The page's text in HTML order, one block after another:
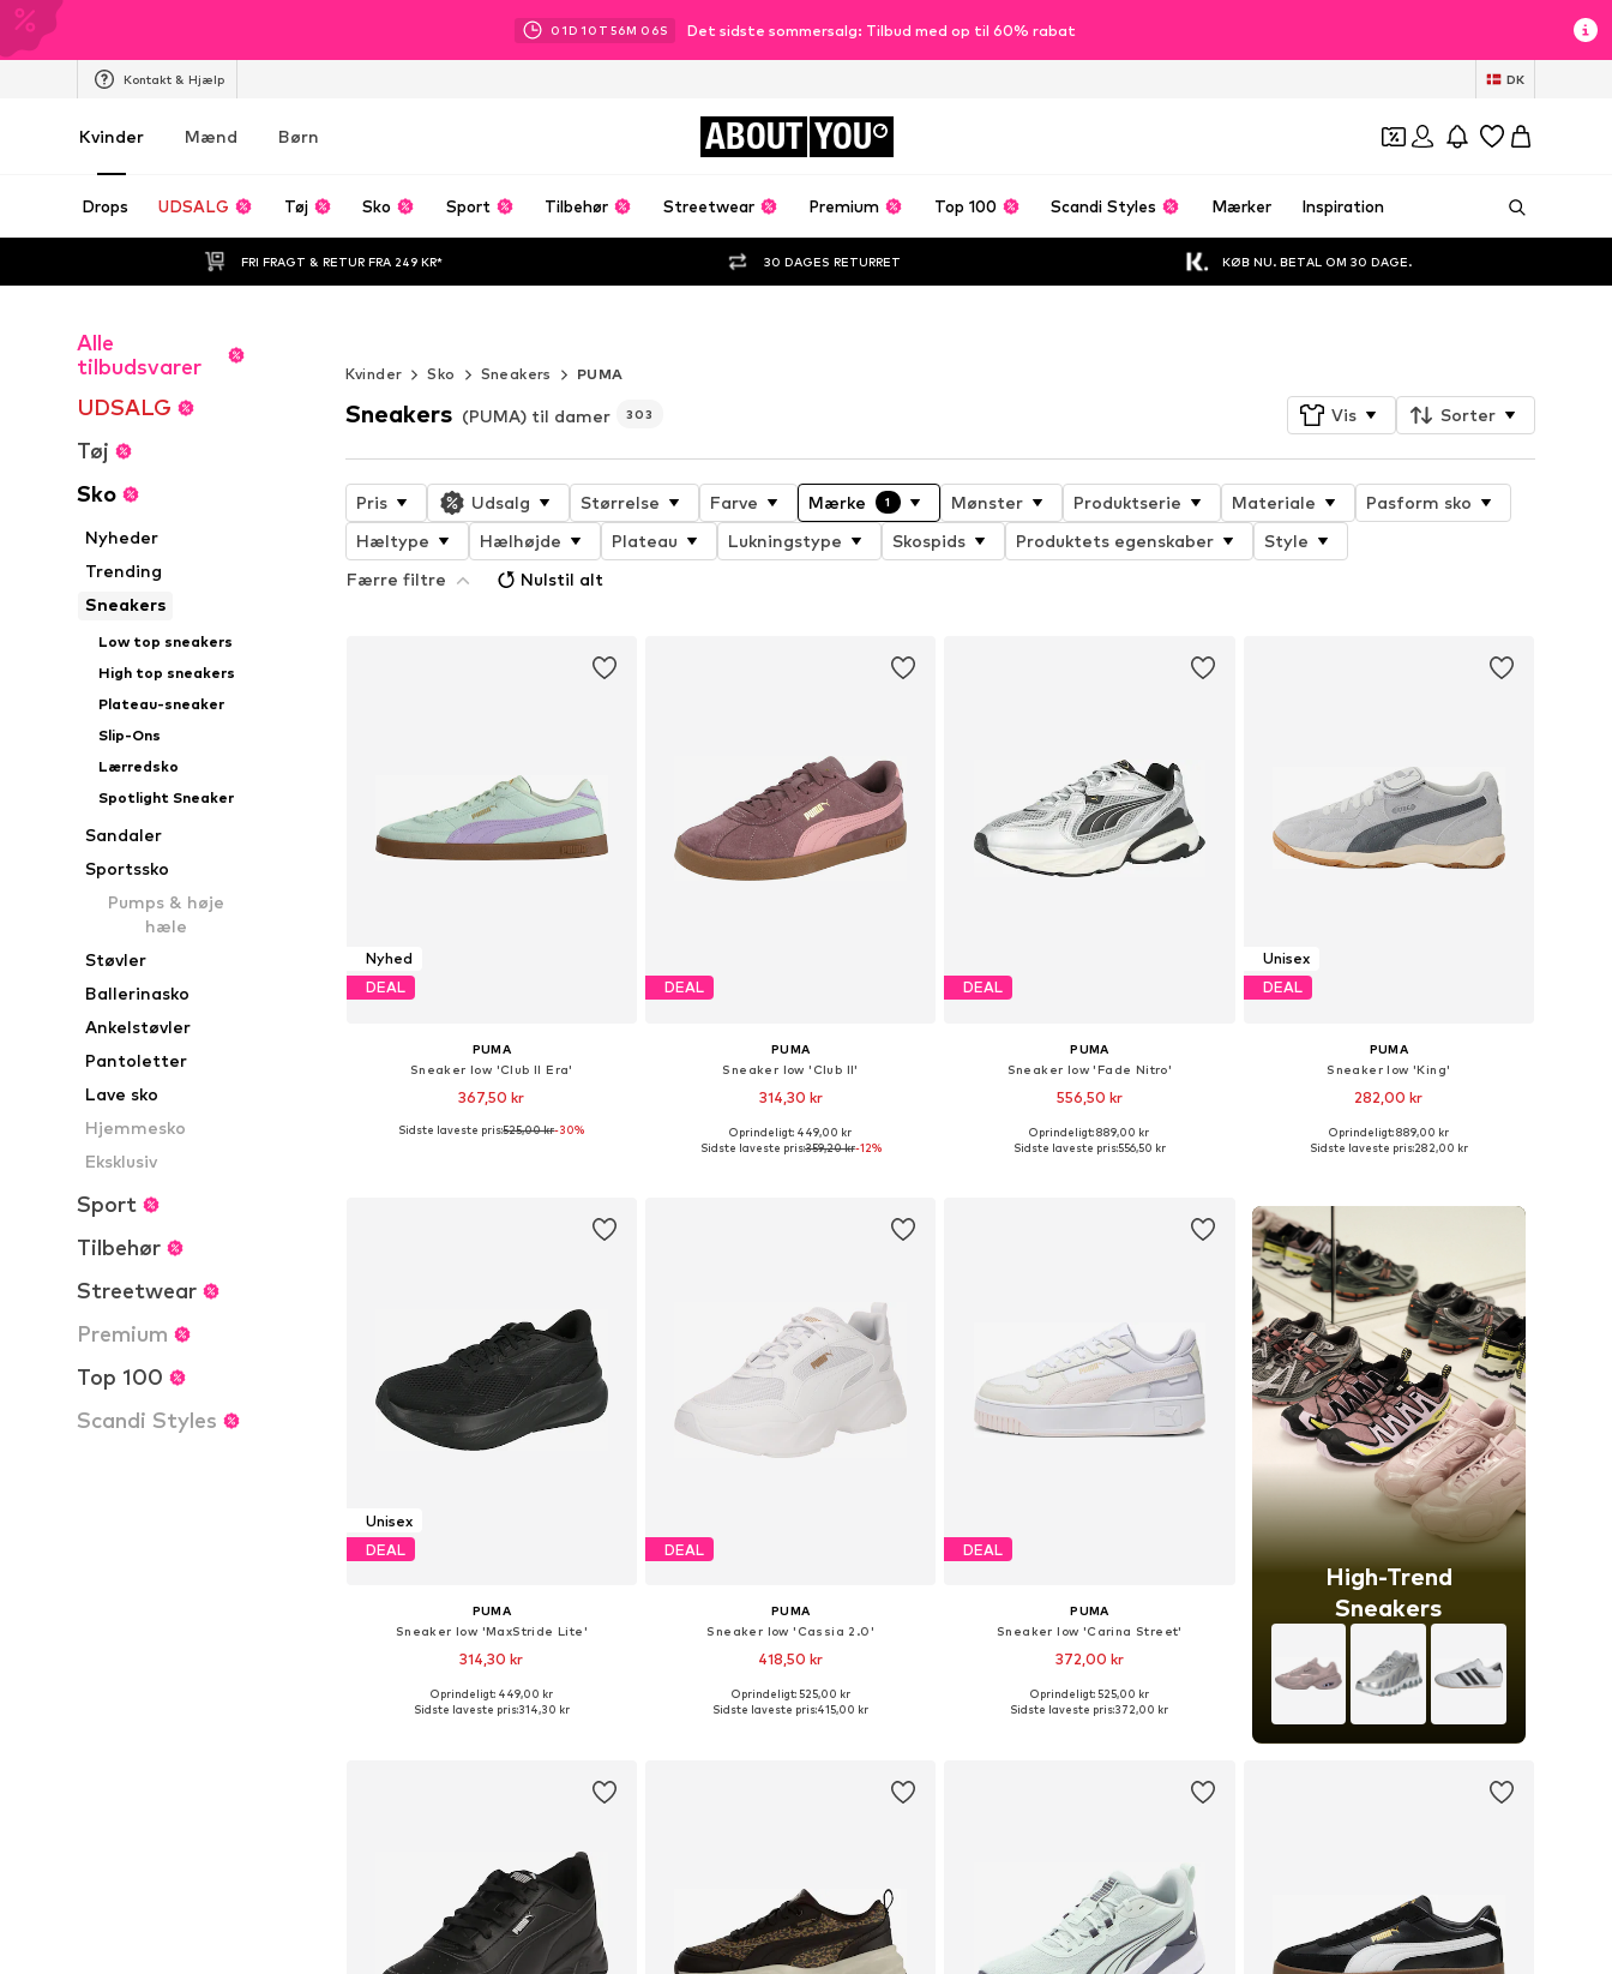
01D 10 T 56M 04S Det sidste sommersalg: Tilbud med op til 60% rabat
Kontakt & Hjælp DK
Kvinder Mænd Børn ABOUT YOU
Drops UDSALG Tøj Sko Sport Tilbehør Streetwear Premium Top 100 Scandi Styles Mærker Inspiration
FRI FRAGT & RETUR FRA 249 KR* 30 DAGES RETURRET KØB NU. BETAL OM 30 DAGE.
Alle
tilbudsvarer
UDSALG
Tøj
Sko
Nyheder
Trending
Sneakers
Low top sneakers
High top sneakers
Plateau-sneaker
Slip-Ons
Lærredsko
Spotlight Sneaker
Sandaler
Sportssko
Pumps & høje
hæle
Støvler
Ballerinasko
Ankelstøvler
Pantoletter
Lave sko
Hjemmesko
Eksklusiv
Sport
Tilbehør
Streetwear
Premium
Top 100
Scandi Styles
Kvinder
Sko Sneakers PUMA
Sneakers (PUMA) til damer 303 Vis Sorter
Pris Udsalg Størrelse Farve Mærke 1 Mønster Produktserie Materiale
Pasform sko
Hæltype
Hælhøjde Plateau Lukningstype Skospids Produktets egenskaber
Style
Færre filtre
Nulstil alt
Nyhed
DEAL
PUMA
Sneaker low 'Club II Era'
367,50 kr
+1
Fås i mange størrelser
Sidste laveste pris:525,00 kr-30%
DEAL
PUMA
Sneaker low 'Club II'
314,30 kr
Fås i mange størrelser
Oprindeligt: 449,00 kr
Sidste laveste pris:359,20 kr-12%
DEAL
PUMA
Sneaker low 'Fade Nitro'
556,50 kr
Fås i mange størrelser
Oprindeligt: 889,00 kr
Sidste laveste pris:556,50 kr
Unisex
DEAL
PUMA
Sneaker low 'King'
282,00 kr
Fås i mange størrelser
Oprindeligt: 889,00 kr
Sidste laveste pris:282,00 kr
Unisex
DEAL
PUMA
Sneaker low 'MaxStride Lite'
314,30 kr
Fås i mange størrelser
Oprindeligt: 449,00 kr
Sidste laveste pris:314,30 kr
DEAL
PUMA
Sneaker low 'Cassia 2.0'
418,50 kr
Fås i mange størrelser
Oprindeligt: 525,00 kr
Sidste laveste pris:415,00 kr
DEAL
PUMA
Sneaker low 'Carina Street'
372,00 kr
+1
Fås i mange størrelser
Oprindeligt: 525,00 kr
Sidste laveste pris:372,00 kr
High-Trend
Sneakers